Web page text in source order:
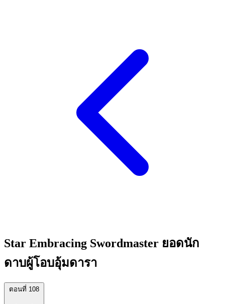
Star Embracing Swordmaster ยอดนัก
ดาบผู้โอบอุ้มดารา
ตอนที่ 108